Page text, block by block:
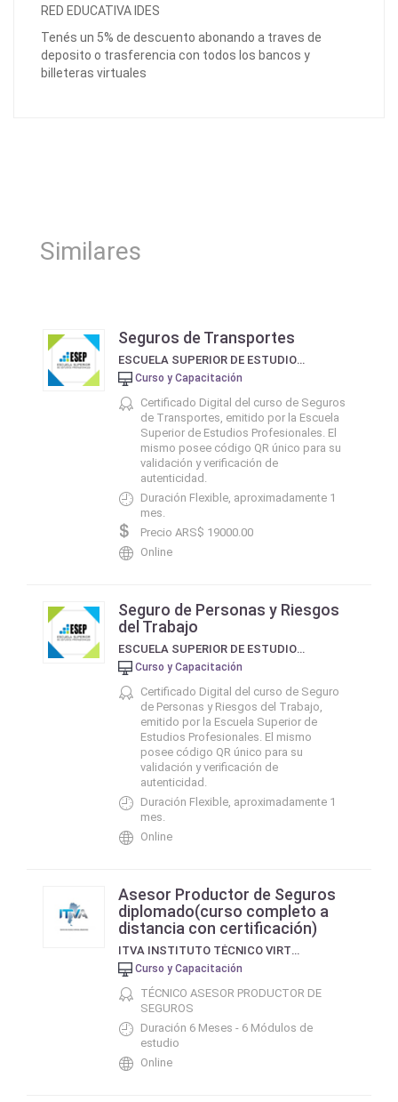
RED EDUCATIVA IDES
Tenés un 5% de descuento abonando a traves de
deposito o trasferencia con todos los bancos y
billeteras virtuales
Similares
Seguros de Transportes
ESCUELA SUPERIOR DE ESTUDIOS PROFESIONALES - ESEP
Curso y Capacitación
Certificado Digital del curso de Seguros
de Transportes, emitido por la Escuela
Superior de Estudios Profesionales. El
mismo posee código QR único para su
validación y verificación de
autenticidad.
Duración Flexible, aproximadamente 1
mes.
Precio ARS$ 19000.00
Online
Seguro de Personas y Riesgos
del Trabajo
ESCUELA SUPERIOR DE ESTUDIOS PROFESIONALES - ESEP
Curso y Capacitación
Certificado Digital del curso de Seguro
de Personas y Riesgos del Trabajo,
emitido por la Escuela Superior de
Estudios Profesionales. El mismo
posee código QR único para su
validación y verificación de
autenticidad.
Duración Flexible, aproximadamente 1
mes.
Online
Asesor Productor de Seguros
diplomado(curso completo a
distancia con certificación)
ITVA INSTITUTO TÉCNICO VIRTUAL ARGENTINO
Curso y Capacitación
TÉCNICO ASESOR PRODUCTOR DE
SEGUROS
Duración 6 Meses - 6 Módulos de
estudio
Online